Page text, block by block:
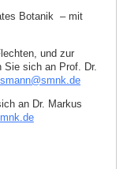
Botanik – mit
und zur
Sie sich an Prof. Dr.
@smnk.de
an Dr. Markus
de